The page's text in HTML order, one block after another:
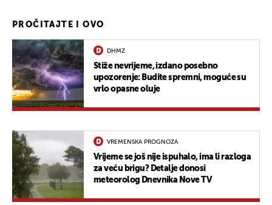
PROČITAJTE I OVO
DHMZ
Stiže nevrijeme, izdano posebno
upozorenje: Budite spremni, moguće su
vrlo opasne oluje
VREMENSKA PROGNOZA
Vrijeme se još nije ispuhalo, ima li razloga
za veću brigu? Detalje donosi
meteorolog Dnevnika Nove TV